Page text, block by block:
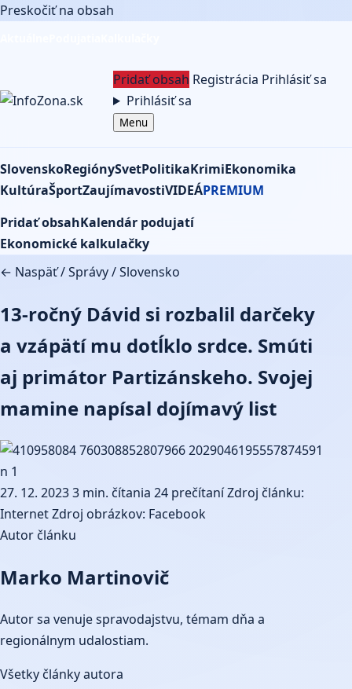
Preskočiť na obsah
Pridať obsah Registrácia Prihlásiť sa
Prihlásiť sa
Menu
SlovenskoRegiónySvetPolitikaKrimiEkonomika
KultúraŠportZaujímavostiVIDEÁPREMIUM
Pridať obsahKalendár podujatí
Ekonomické kalkulačky
← Naspäť/Správy/Slovensko
13-ročný Dávid si rozbalil darčeky
a vzápätí mu dotĺklo srdce. Smúti
aj primátor Partizánskeho. Svojej
mamine napísal dojímavý list
27. 12. 20233 min. čítania 24 prečítaníZdroj článku:
InternetZdroj obrázkov: Facebook
Autor článku
Marko Martinovič
Autor sa venuje spravodajstvu, témam dňa a
regionálnym udalostiam.
Všetky články autora